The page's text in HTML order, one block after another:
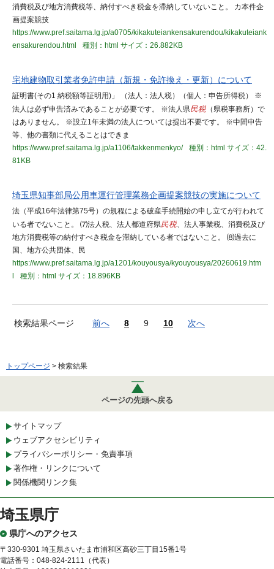
消費税及び地方消費税等、納付すべき税金を滞納していないこと。 カ本件企
画提案競技
https://www.pref.saitama.lg.jp/a0705/kikakuteiankensakurendou/kikakuteiank
ensakurendou.html
種別：html サイズ：26.882KB
宅地建物取引業者免許申請（新規・免許換え・更新）について
証明書(その1 納税額等証明用)」 （法人：法人税）（個人：申告所得税） ※
法人は必ず申告済みであることが必要です。 ※法人県民税 （県税事務所）で
はありません。 ※設立1年未満の法人については提出不要です。 ※中間申告
等、他の書類に代えることはできま
https://www.pref.saitama.lg.jp/a1106/takkenmenkyo/
種別：html サイズ：42.
81KB
埼玉県知事部局公用車運行管理業務企画提案競技の実施について
法（平成16年法律第75号）の規程による破産手続開始の申し立てが行われて
いる者でないこと。 ⑺法人税、法人都道府県民税、法人事業税、消費税及び
地方消費税等の納付すべき税金を滞納している者ではないこと。 ⑻過去に
国、地方公共団体、民
https://www.pref.saitama.lg.jp/a1201/kouyousya/kyouyousya/20260619.htm
種別：html サイズ：18.896KB
検索結果ページ 前へ 8 9 10 次へ
トップページ > 検索結果
ページの先頭へ戻る
サイトマップ
ウェブアクセシビリティ
プライバシーポリシー・免責事項
著作権・リンクについて
関係機関リンク集
埼玉県庁
県庁へのアクセス
〒330-9301 埼玉県さいたま市浦和区高砂三丁目15番1号
電話番号：048-824-2111（代表）